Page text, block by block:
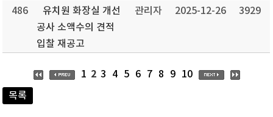
486
유치원 화장실 개선
공사 소액수의 견적
입찰 재공고
관리자 2025-12-26 3929
1 2 3 4 5 6 7 8 9
10
목록